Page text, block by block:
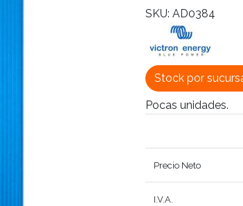
SKU: AD0384
Stock por
Pocas unidades.
Precio Neto
I.V.A.